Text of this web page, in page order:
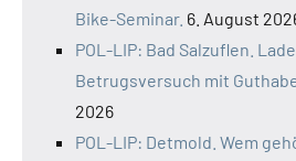
Bike-Seminar. 6. August
POL-LIP: Bad Salzuflen.
Betrugsversuch mit
2026
POL-LIP: Detmold. Wem